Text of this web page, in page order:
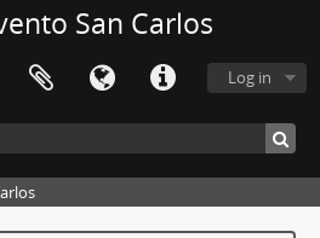
San Carlos
Log in